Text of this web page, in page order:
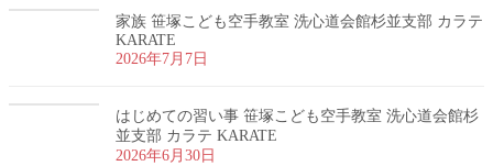
家族 笹塚こども空手教室 洗心道会館杉並支部 カラテ
KARATE
2026年7月7日
はじめての習い事 笹塚こども空手教室 洗心道会館杉
並支部 カラテ KARATE
2026年6月30日